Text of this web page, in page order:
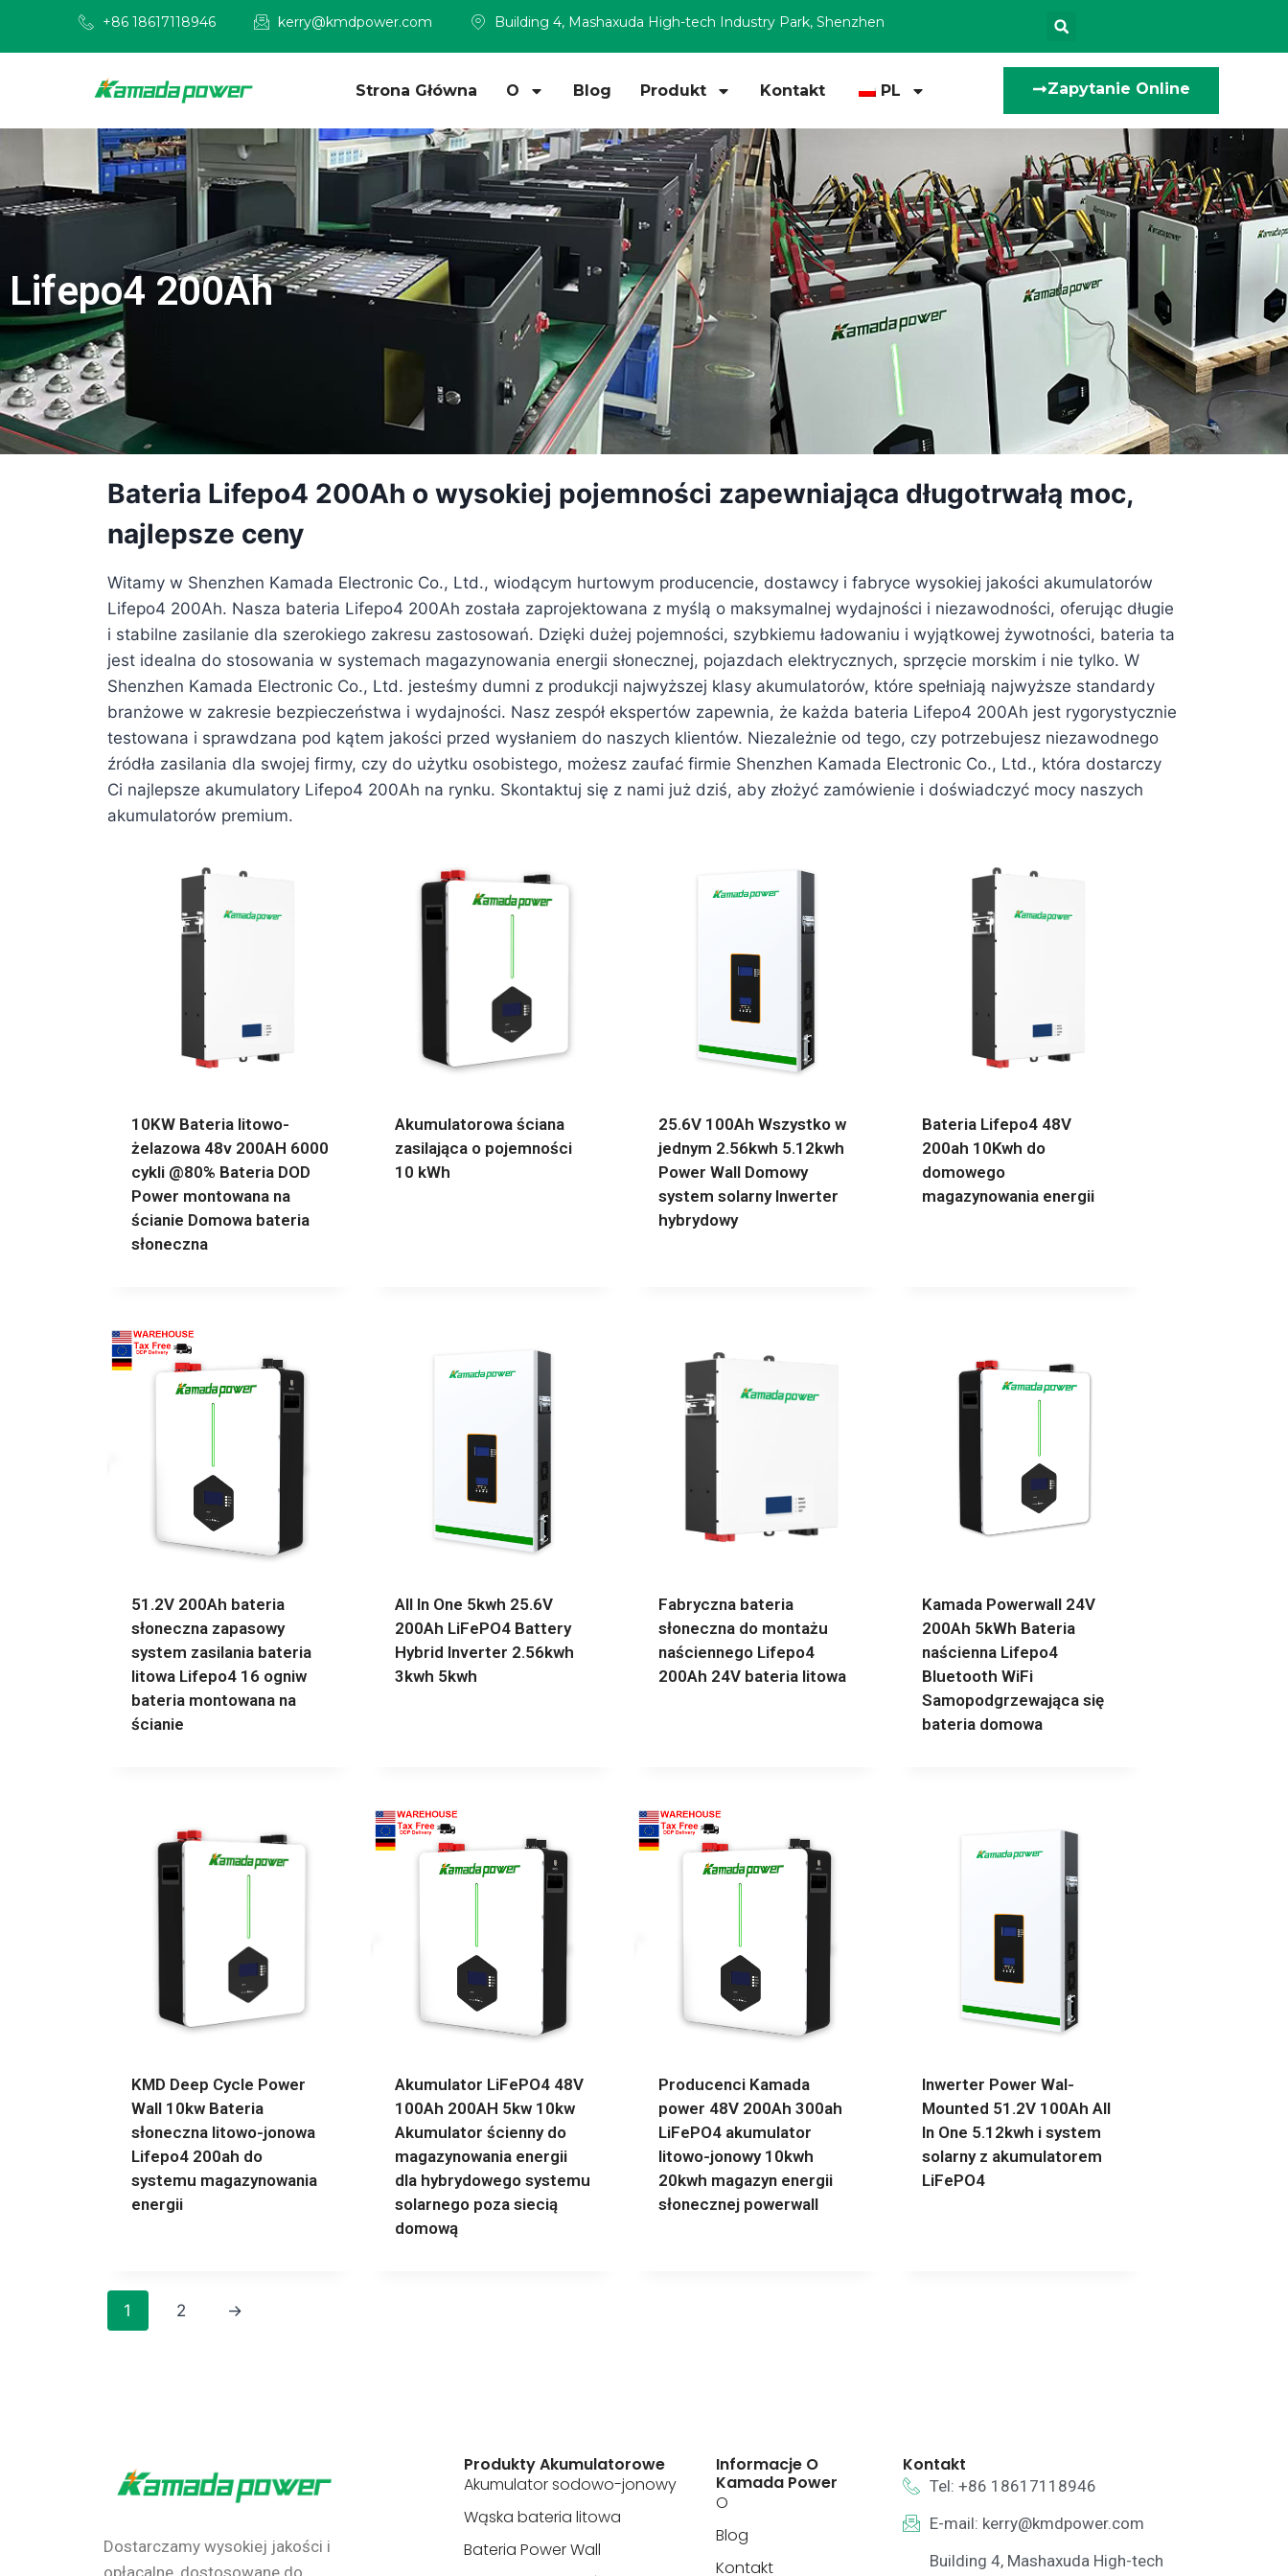
+86 18617118946 kerry@kmdpower.com Building 4, Mashaxuda High-tech Industry Park, Shenzhen
Strona Główna O Blog Produkt Kontakt PL Zapytanie Online
Lifepo4 200Ah
Bateria Lifepo4 200Ah o wysokiej pojemności zapewniająca długotrwałą moc,
najlepsze ceny
Witamy w Shenzhen Kamada Electronic Co., Ltd., wiodącym hurtowym producencie, dostawcy i fabryce wysokiej jakości akumulatorów
Lifepo4 200Ah. Nasza bateria Lifepo4 200Ah została zaprojektowana z myślą o maksymalnej wydajności i niezawodności, oferując długie
i stabilne zasilanie dla szerokiego zakresu zastosowań. Dzięki dużej pojemności, szybkiemu ładowaniu i wyjątkowej żywotności, bateria ta
jest idealna do stosowania w systemach magazynowania energii słonecznej, pojazdach elektrycznych, sprzęcie morskim i nie tylko. W
Shenzhen Kamada Electronic Co., Ltd. jesteśmy dumni z produkcji najwyższej klasy akumulatorów, które spełniają najwyższe standardy
branżowe w zakresie bezpieczeństwa i wydajności. Nasz zespół ekspertów zapewnia, że każda bateria Lifepo4 200Ah jest rygorystycznie
testowana i sprawdzana pod kątem jakości przed wysłaniem do naszych klientów. Niezależnie od tego, czy potrzebujesz niezawodnego
źródła zasilania dla swojej firmy, czy do użytku osobistego, możesz zaufać firmie Shenzhen Kamada Electronic Co., Ltd., która dostarczy
Ci najlepsze akumulatory Lifepo4 200Ah na rynku. Skontaktuj się z nami już dziś, aby złożyć zamówienie i doświadczyć mocy naszych
akumulatorów premium.
10KW Bateria litowo-
żelazowa 48v 200AH 6000
cykli @80% Bateria DOD
Power montowana na
ścianie Domowa bateria
słoneczna
Akumulatorowa ściana
zasilająca o pojemności
10 kWh
25.6V 100Ah Wszystko w
jednym 2.56kwh 5.12kwh
Power Wall Domowy
system solarny Inwerter
hybrydowy
Bateria Lifepo4 48V
200ah 10Kwh do
domowego
magazynowania energii
51.2V 200Ah bateria
słoneczna zapasowy
system zasilania bateria
litowa Lifepo4 16 ogniw
bateria montowana na
ścianie
All In One 5kwh 25.6V
200Ah LiFePO4 Battery
Hybrid Inverter 2.56kwh
3kwh 5kwh
Fabryczna bateria
słoneczna do montażu
naściennego Lifepo4
200Ah 24V bateria litowa
Kamada Powerwall 24V
200Ah 5kWh Bateria
naścienna Lifepo4
Bluetooth WiFi
Samopodgrzewająca się
bateria domowa
KMD Deep Cycle Power
Wall 10kw Bateria
słoneczna litowo-jonowa
Lifepo4 200ah do
systemu magazynowania
energii
Akumulator LiFePO4 48V
100Ah 200AH 5kw 10kw
Akumulator ścienny do
magazynowania energii
dla hybrydowego systemu
solarnego poza siecią
domową
Producenci Kamada
power 48V 200Ah 300ah
LiFePO4 akumulator
litowo-jonowy 10kwh
20kwh magazyn energii
słonecznej powerwall
Inwerter Power Wal-
Mounted 51.2V 100Ah All
In One 5.12kwh i system
solarny z akumulatorem
LiFePO4
1 2 →
Dostarczamy wysokiej jakości i
Produkty Akumulatorowe
Akumulator sodowo-jonowy
Wąska bateria litowa
Bateria Power Wall
Informacje O
Kamada Power
O
Blog
Kontakt
Kontakt
Tel: +86 18617118946
E-mail: kerry@kmdpower.com
Building 4, Mashaxuda High-tech